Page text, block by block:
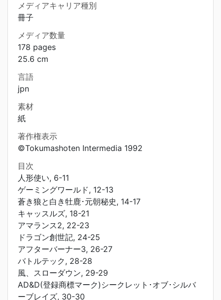
メディアキャリア種別
冊子
メディア数量
178 pages
25.6 cm
言語
jpn
素材
紙
著作権表示
©Tokumashoten Intermedia 1992
目次
人形使い, 6-11
ゲーミングワールド, 12-13
蒼き狼と白き牡鹿･元朝秘史, 14-17
キャッスルズ, 18-21
アマランス2, 22-23
ドラゴン創世記, 24-25
アフターバーナー3, 26-27
バトルテック, 28-28
風、スローダウン, 29-29
AD&D(登録商標マーク)シークレット･オブ･シルバ
ーブレイズ, 30-30